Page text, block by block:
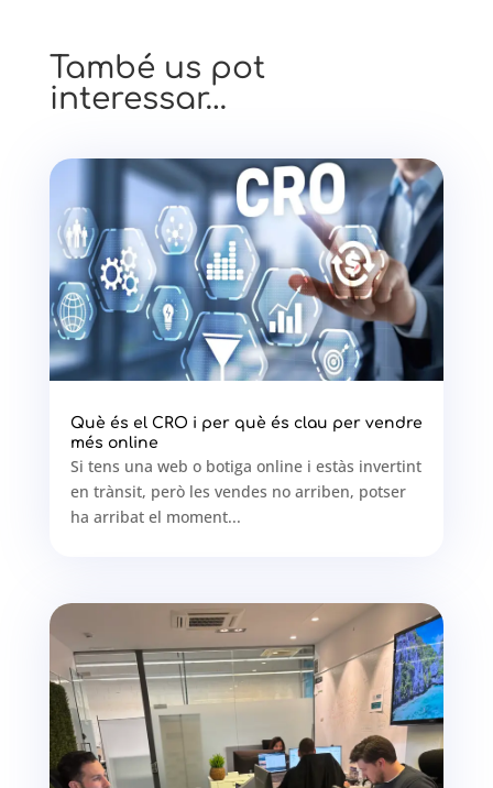
També us pot
interessar…
Què és el CRO i per què és clau per vendre
més online
Si tens una web o botiga online i estàs invertint
en trànsit, però les vendes no arriben, potser
ha arribat el moment...